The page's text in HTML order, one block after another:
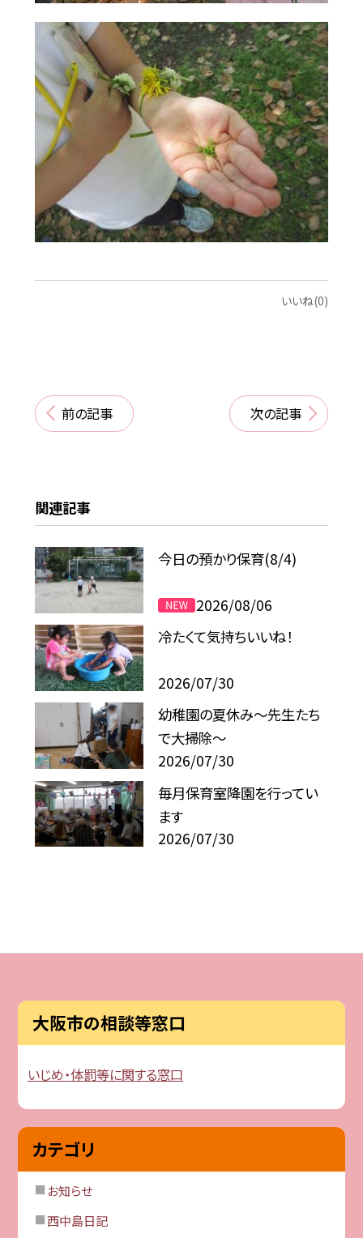
いいね(0)
前の記事 次の記事
関連記事
今日の預かり保育(8/4)
2026/08/06
冷たくて気持ちいいね！
2026/07/30
幼稚園の夏休み～先生たち
で大掃除～
2026/07/30
毎月保育室降園を行ってい
ます
2026/07/30
大阪市の相談等窓口
いじめ・体罰等に関する窓口
カテゴリ
お知らせ
西中島日記